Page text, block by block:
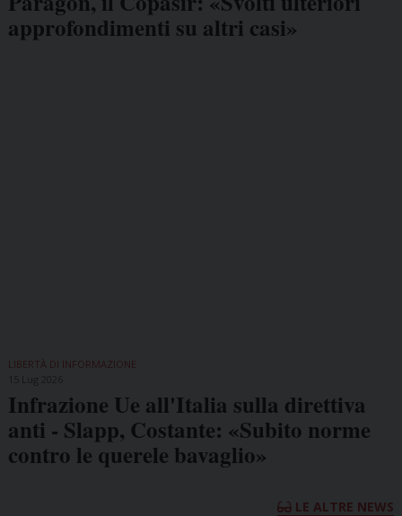
approfondimenti su altri casi»
LIBERTÀ DI INFORMAZIONE
Infrazione Ue all'Italia sulla direttiva
anti - Slapp, Costante: «Subito norme
contro le querele bavaglio»
LE ALTRE NEWS